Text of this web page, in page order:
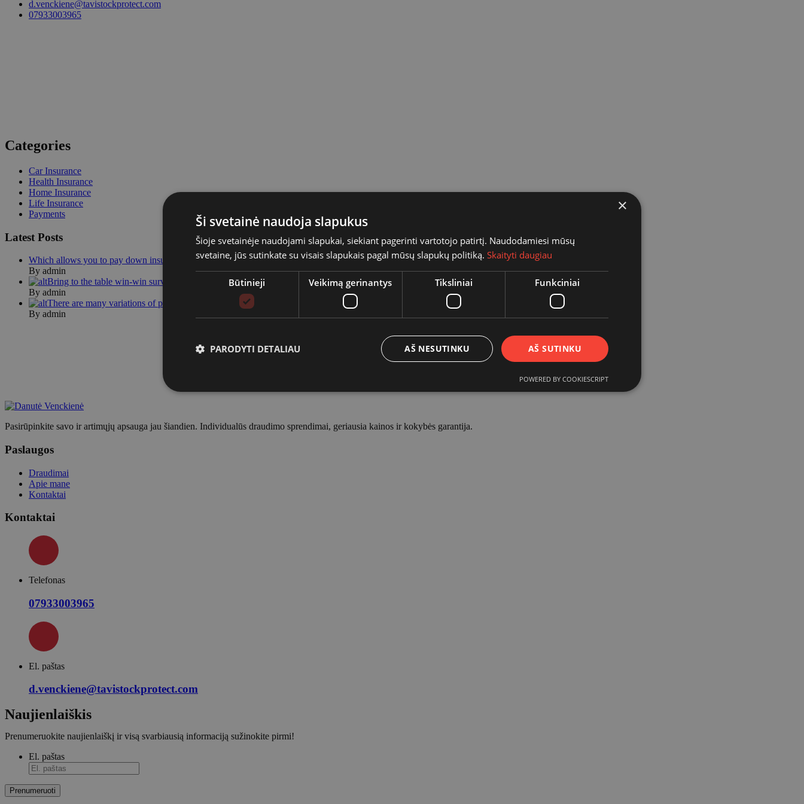
d.venckiene@tavistockprotect.com
07933003965
Categories
Car Insurance
Health Insurance
Home Insurance
Life Insurance
Payments
Latest Posts
Which allows you to pay down insuran…
By admin
Bring to the table win-win survival …
By admin
There are many variations of passage…
By admin
Pasirūpinkite savo ir artimųjų apsauga jau šiandien. Individualūs draudimo sprendimai, geriausia kainos ir kokybės garantija.
Paslaugos
Draudimai
Apie mane
Kontaktai
Kontaktai
Telefonas
07933003965
El. paštas
d.venckiene@tavistockprotect.com
Naujienlaiškis
Prenumeruokite naujienlaiškį ir visą svarbiausią informaciją sužinokite pirmi!
El. paštas
×
Ši svetainė naudoja slapukus
Šioje svetainėje naudojami slapukai, siekiant pagerinti vartotojo patirtį. Naudodamiesi mūsų
svetaine, jūs sutinkate su visais slapukais pagal mūsų slapukų politiką. Skaityti daugiau
Būtinieji Veikimą gerinantys Tiksliniai Funkciniai
AŠ SUTINKU
AŠ NESUTINKU
PARODYTI DETALIAU
POWERED BY COOKIESCRIPT